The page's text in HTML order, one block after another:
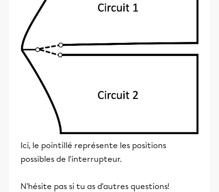
Ici, le pointillé représente les positions
possibles de l'interrupteur.
N'hésite pas si tu as d'autres questions!